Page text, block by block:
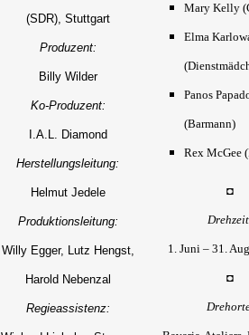
(SDR), Stuttgart
Produzent:
Billy Wilder
Ko-Produzent:
I.A.L. Diamond
Herstellungsleitung:
Helmut Jedele
Produktionsleitung:
Willy Egger, Lutz Hengst,
Harold Nebenzal
Regieassistenz:
Mary Kelly
Elma
Panos
(Barmann)
Rex McGee
◘
1. Juni – 31.
◘